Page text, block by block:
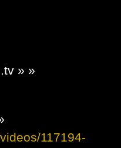
» »
117194-